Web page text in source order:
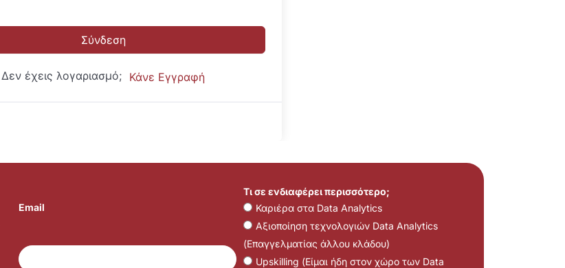
Σύνδεση
Δεν έχεις λογαριασμό; Κάνε Εγγραφή
Email
Τι σε ενδιαφέρει περισσότερο;
Καριέρα στα Data Analytics
Αξιοποίηση τεχνολογιών Data Analytics
(Επαγγελματίας άλλου κλάδου)
Upskilling (Είμαι ήδη στον χώρο των Data